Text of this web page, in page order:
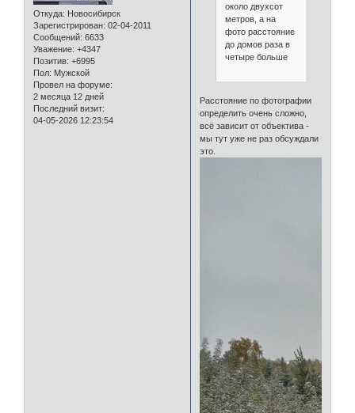
Откуда: Новосибирск
Зарегистрирован: 02-04-2011
Сообщений: 6633
Уважение: +4347
Позитив: +6995
Пол: Мужской
Провел на форуме:
2 месяца 12 дней
Последний визит:
04-05-2026 12:23:54
около двухсот
метров, а на
фото расстояние
до домов раза в
четыре больше
Расстояние по фотографии
определить очень сложно,
всё зависит от объектива -
мы тут уже не раз обсуждали
это.